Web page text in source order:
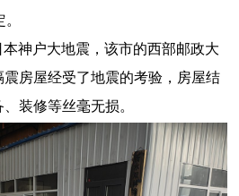
神户大地震，该市的西部邮政大
房屋经受了地震的考验，房屋结
装修等丝毫无损。